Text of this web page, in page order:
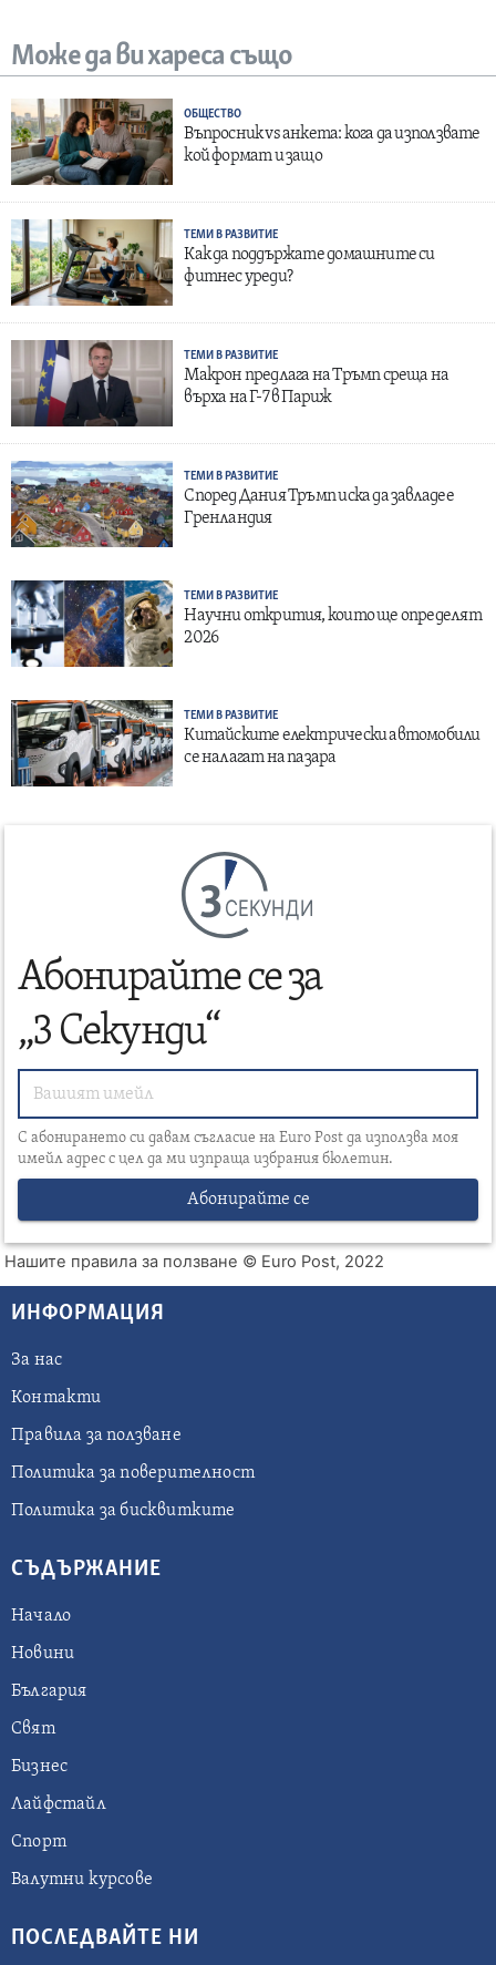
Може да ви хареса също
ОБЩЕСТВО
Въпросник vs анкета: кога да използвате
кой формат и защо
ТЕМИ В РАЗВИТИЕ
Как да поддържате домашните си
фитнес уреди?
ТЕМИ В РАЗВИТИЕ
Макрон предлага на Тръмп среща на
върха на Г-7 в Париж
ТЕМИ В РАЗВИТИЕ
Според Дания Тръмп иска да завладее
Гренландия
ТЕМИ В РАЗВИТИЕ
Научни открития, които ще определят
2026
ТЕМИ В РАЗВИТИЕ
Китайските електрически автомобили
се налагат на пазара
СЕКУНДИ
Абонирайте се за
„3 Секунди“
С абонирането си давам съгласие на Euro Post да използва моя
имейл адрес с цел да ми изпраща избрания бюлетин.
Абонирайте се
Нашите правила за ползване © Euro Post, 2022
ИНФОРМАЦИЯ
За нас
Контакти
Правила за ползване
Политика за поверителност
Политика за бисквитките
СЪДЪРЖАНИЕ
Начало
Новини
България
Свят
Бизнес
Лайфстайл
Спорт
Валутни курсове
ПОСЛЕДВАЙТЕ НИ